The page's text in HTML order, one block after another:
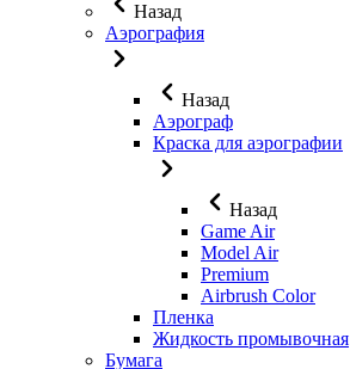
Назад
Аэрография
Назад
Аэрограф
Краска для аэрографии
Назад
Game Air
Model Air
Premium
Airbrush Color
Пленка
Жидкость промывочная
Бумага